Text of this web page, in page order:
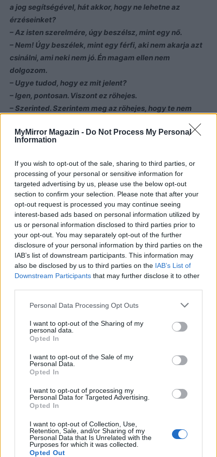
MyMirror Magazin - Do Not Process My Personal
Information
If you wish to opt-out of the sale, sharing to third parties, or
processing of your personal or sensitive information for
targeted advertising by us, please use the below opt-out
section to confirm your selection. Please note that after your
opt-out request is processed you may continue seeing
interest-based ads based on personal information utilized by
us or personal information disclosed to third parties prior to
your opt-out. You may separately opt-out of the further
disclosure of your personal information by third parties on the
IAB’s list of downstream participants. This information may
also be disclosed by us to third parties on the IAB’s List of
Downstream Participants that may further disclose it to other
Personal Data Processing Opt Outs
I want to opt-out of the Sharing of my
personal data.
Opted In
I want to opt-out of the Sale of my
Personal Data.
Opted In
I want to opt-out of processing my
Personal Data for Targeted Advertising.
Opted In
I want to opt-out of Collection, Use,
Retention, Sale, and/or Sharing of my
Personal Data that Is Unrelated with the
Purposes for which it was collected.
Opted Out
a jog segítségével, hát akkor, hogy ne lehetne az
érzéseinket?
– Az isten szerelmére, úgy beszélsz, mint egy nő.
– Nem! Úgy beszélek, mint egy férfi, aki nem akarja azt
csinálni, ami neki nem jó. Én magam ellen nem
dolgozom.
– Ugye tudod, hogy ez mit jelent?
– Igen, pontosan. Viszont ez röhejes.
– Szerinted. Szerintem meg az röhejes, hogy te nem
szebb, mint általában. Ez a szépség azonban most nem
válik a javára. Nem akar se szebb, se jobb lenni. Tudom,
mit akar. Legyen minden az, ami volt eddig és felejtsük el
ezt a pár napot. Ez azonban lehetetlen. Visszaút nincs. Én
nem az vagyok már, aki neki kell, és ő sem az a nő, akivel
együtt tudnék élni, mert mindig szánakozva nézne rám,
amire nincs szükségem. Hiába szeretem, elveszítem.
– Akkor most vége?– kérdem hidegen.
– Igen. Már nem ugyanazt akarjuk– mondja és bevonul a
nem csapkod.
Végignézek a lakáson és szomorú leszek.
elindulhatok egy másik úton. Ez van. Ez jár annak, aki mer
pofátlanul szerelmesnek lenni.
Előző rész
fotó: Pinterest